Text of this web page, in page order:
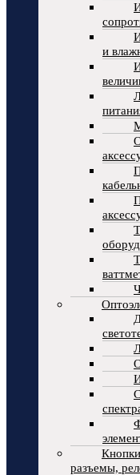
и
разъемы,